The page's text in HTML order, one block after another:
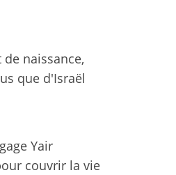
naissance,
que d'Israël
Yair
couvrir la vie